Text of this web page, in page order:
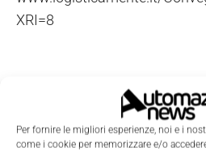
Per fornire le migliori esperienze, noi e i
come i cookie per memorizzare e/o
XRI=8